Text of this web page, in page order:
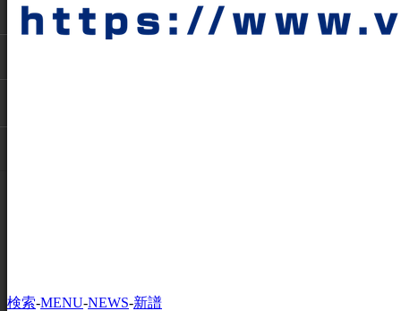
検索-MENU-NEWS-新譜